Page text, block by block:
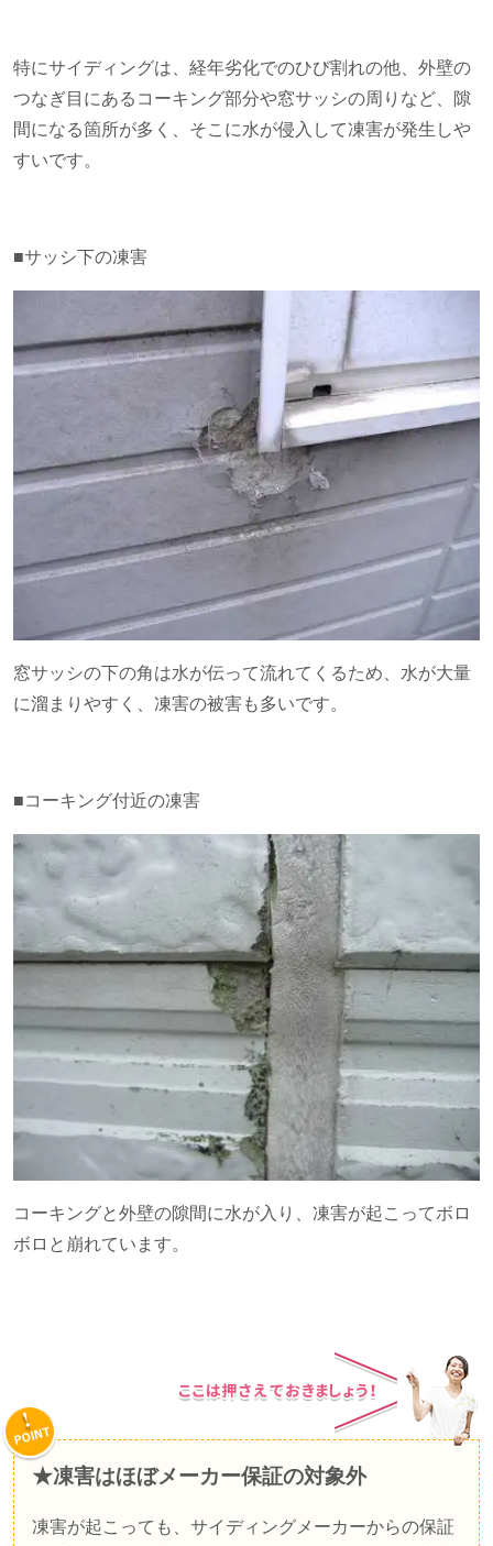
特にサイディングは、経年劣化でのひび割れの他、外壁の
つなぎ目にあるコーキング部分や窓サッシの周りなど、隙
間になる箇所が多く、そこに水が侵入して凍害が発生しや
すいです。
■サッシ下の凍害
窓サッシの下の角は水が伝って流れてくるため、水が大量
に溜まりやすく、凍害の被害も多いです。
■コーキング付近の凍害
コーキングと外壁の隙間に水が入り、凍害が起こってボロ
ボロと崩れています。
★凍害はほぼメーカー保証の対象外
凍害が起こっても、サイディングメーカーからの保証